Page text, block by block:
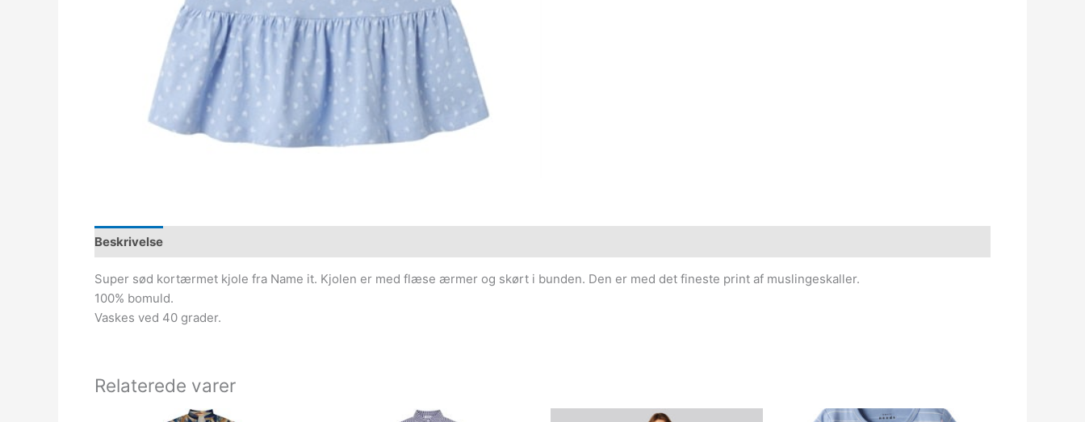
Beskrivelse
Super sød kortærmet kjole fra Name it. Kjolen er med flæse ærmer og skørt i bunden. Den er med det fineste print af muslingeskaller.
100% bomuld.
Vaskes ved 40 grader.
Relaterede varer
Den
Den